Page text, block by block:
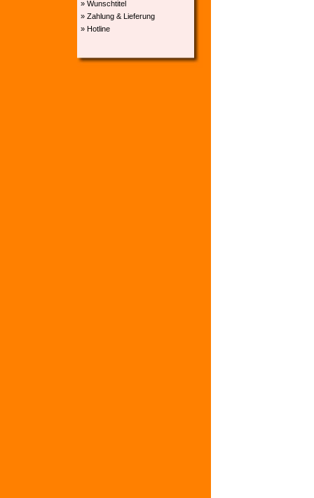
» Wunschtitel
» Zahlung & Lieferung
» Hotline